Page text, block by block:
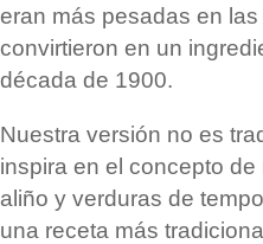
eran más pesadas en
convirtieron en un
década de 1900.
Nuestra versión no es
inspira en el concepto
aliño y verduras de
una receta más